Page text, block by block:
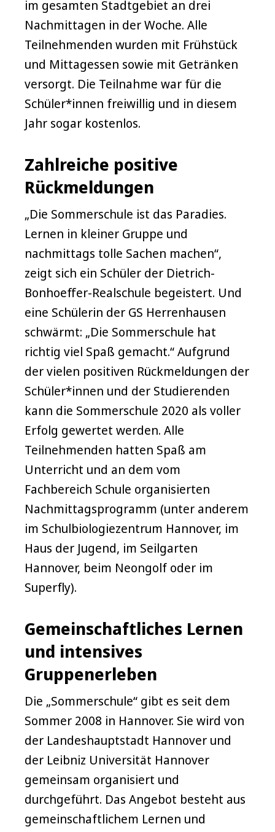
im gesamten Stadtgebiet an drei
Nachmittagen in der Woche. Alle
Teilnehmenden wurden mit Frühstück
und Mittagessen sowie mit Getränken
versorgt. Die Teilnahme war für die
Schüler*innen freiwillig und in diesem
Jahr sogar kostenlos.
Zahlreiche positive
Rückmeldungen
„Die Sommerschule ist das Paradies.
Lernen in kleiner Gruppe und
nachmittags tolle Sachen machen“,
zeigt sich ein Schüler der Dietrich-
Bonhoeffer-Realschule begeistert. Und
eine Schülerin der GS Herrenhausen
schwärmt: „Die Sommerschule hat
richtig viel Spaß gemacht.“ Aufgrund
der vielen positiven Rückmeldungen der
Schüler*innen und der Studierenden
kann die Sommerschule 2020 als voller
Erfolg gewertet werden. Alle
Teilnehmenden hatten Spaß am
Unterricht und an dem vom
Fachbereich Schule organisierten
Nachmittagsprogramm (unter anderem
im Schulbiologiezentrum Hannover, im
Haus der Jugend, im Seilgarten
Hannover, beim Neongolf oder im
Superfly).
Gemeinschaftliches Lernen
und intensives
Gruppenerleben
Die „Sommerschule“ gibt es seit dem
Sommer 2008 in Hannover. Sie wird von
der Landeshauptstadt Hannover und
der Leibniz Universität Hannover
gemeinsam organisiert und
durchgeführt. Das Angebot besteht aus
gemeinschaftlichem Lernen und